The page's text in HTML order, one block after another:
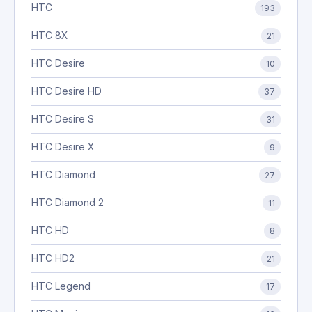
HTC 193
HTC 8X 21
HTC Desire 10
HTC Desire HD 37
HTC Desire S 31
HTC Desire X 9
HTC Diamond 27
HTC Diamond 2 11
HTC HD 8
HTC HD2 21
HTC Legend 17